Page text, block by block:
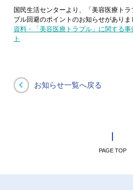
国民生活センターより、「美容医療ト
ブル回避のポイントのお知らせがありま
資料・「美容医療トラブル」に関する
ト
お知らせ一覧へ戻る
PAGE TOP